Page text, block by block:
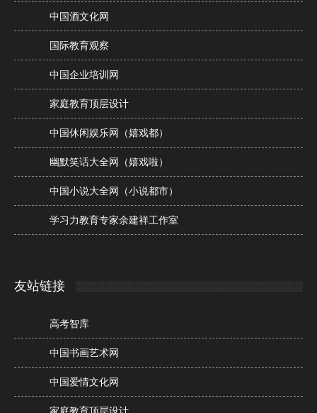
中国酒文化网
国际教育观察
中国企业培训网
家庭教育顶层设计
中国休闲娱乐网（嬉戏都）
幽默笑话大全网（嬉戏啦）
中国小说大全网（小说都市）
学习力教育专家余建祥工作室
友站链接
高考智库
中国书画艺术网
中国爱情文化网